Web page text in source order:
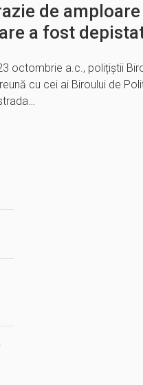
de
a fost
octombrie a.c., polițiștii
cu cei ai Biroului de